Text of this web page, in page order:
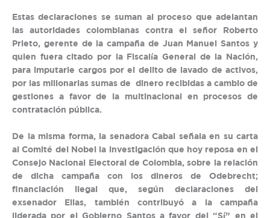
Estas declaraciones se suman al proceso que adelantan
las autoridades colombianas contra el señor Roberto
Prieto, gerente de la campaña de Juan Manuel Santos y
quien fuera citado por la Fiscalía General de la Nación,
para imputarle cargos por el delito de lavado de activos,
por las millonarias sumas de dinero recibidas a cambio de
gestiones a favor de la multinacional en procesos de
contratación pública.
De la misma forma, la senadora Cabal señala en su carta
al Comité del Nobel la investigación que hoy reposa en el
Consejo Nacional Electoral de Colombia, sobre la relación
de dicha campaña con los dineros de Odebrecht;
financiación ilegal que, según declaraciones del
exsenador Elias, también contribuyó a la campaña
liderada por el Gobierno Santos a favor del “Sí” en el